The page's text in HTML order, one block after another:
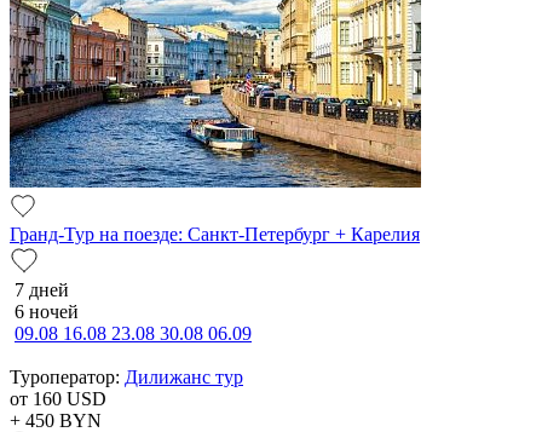
Гранд-Тур на поезде: Санкт-Петербург + Карелия
7 дней
6 ночей
09.08 16.08 23.08 30.08 06.09
Туроператор: Дилижанс тур
от 160 USD
+ 450 BYN